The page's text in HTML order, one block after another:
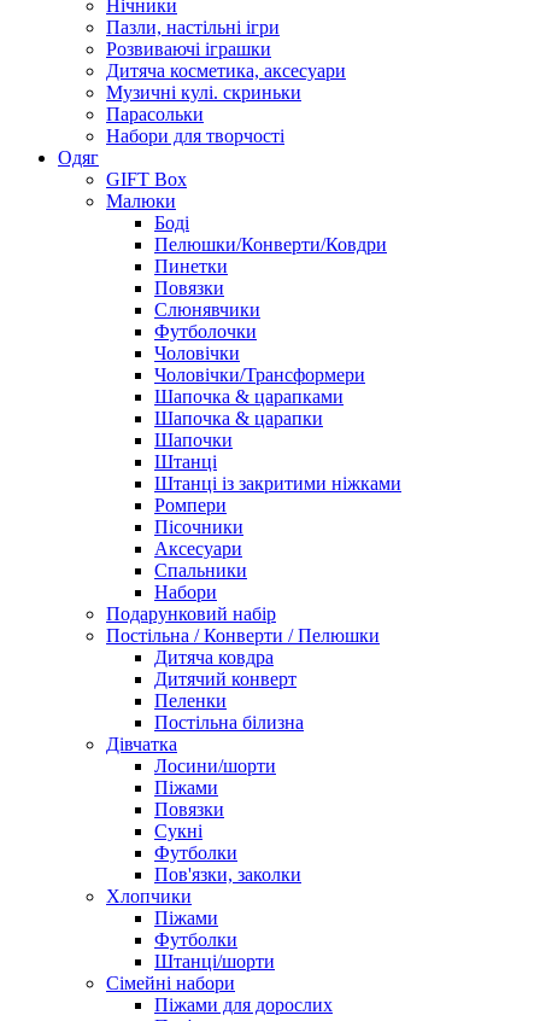
Нічники
Пазли, настільні ігри
Розвиваючі іграшки
Дитяча косметика, аксесуари
Музичні кулі. скриньки
Парасольки
Набори для творчості
Одяг
GIFT Box
Малюки
Боді
Пелюшки/Конверти/Ковдри
Пинетки
Повязки
Слюнявчики
Футболочки
Чоловічки
Чоловічки/Трансформери
Шапочка & царапками
Шапочка & царапки
Шапочки
Штанці
Штанці із закритими ніжками
Ромпери
Пісочники
Аксесуари
Спальники
Набори
Подарунковий набір
Постільна / Конверти / Пелюшки
Дитяча ковдра
Дитячий конверт
Пеленки
Постільна білизна
Дівчатка
Лосини/шорти
Піжами
Повязки
Сукні
Футболки
Пов'язки, заколки
Хлопчики
Піжами
Футболки
Штанці/шорти
Сімейні набори
Піжами для дорослих